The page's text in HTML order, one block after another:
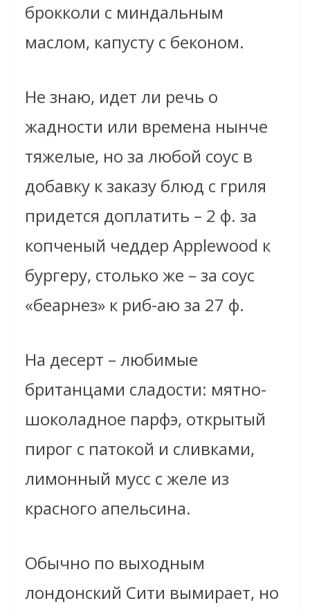
брокколи с миндальным
маслом, капусту с беконом.
Не знаю, идет ли речь о
жадности или времена нынче
тяжелые, но за любой соус в
добавку к заказу блюд с гриля
придется доплатить – 2 ф. за
копченый чеддер Applewood к
бургеру, столько же – за соус
«беарнез» к риб-аю за 27 ф.
На десерт – любимые
британцами сладости: мятно-
шоколадное парфэ, открытый
пирог с патокой и сливками,
лимонный мусс с желе из
красного апельсина.
Обычно по выходным
лондонский Сити вымирает, но